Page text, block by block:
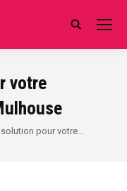
Search:
votre
pour votre…